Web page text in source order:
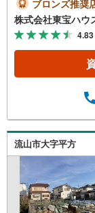
い。そん
致します
業時間
現地を
お客様:
金計画
前に知る
見える化
るファ
シュフロ
上げ返済
す。
ブロンズ推奨
株式会社東宝ハウ
4.83
流山市大字平方